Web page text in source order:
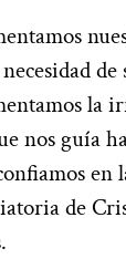
de
la
nos guía
en
de